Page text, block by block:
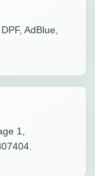
AdBlue,
1,